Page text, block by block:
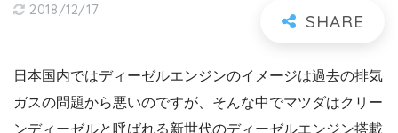
2018/12/17
日本国内ではディーゼルエンジンのイメージは過去の排気
ガスの問題から悪いのですが、そんな中でマツダはクリー
ンディーゼルと呼ばれる新世代のディーゼルエンジン搭載